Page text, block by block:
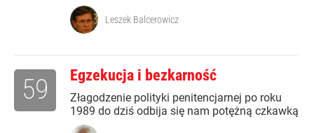
Leszek Balcerowicz
Egzekucja i bezkarność
Złagodzenie polityki penitencjarnej po roku
1989 do dziś odbija się nam potężną czkawką
59